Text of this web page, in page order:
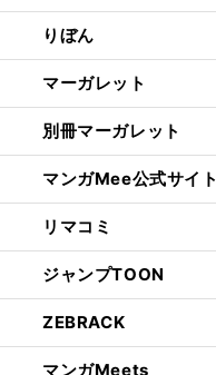
りぼん
マーガレット
別冊マーガレット
マンガMee公式サイト
リマコミ
ジャンプTOON
ZEBRACK
マンガMeets